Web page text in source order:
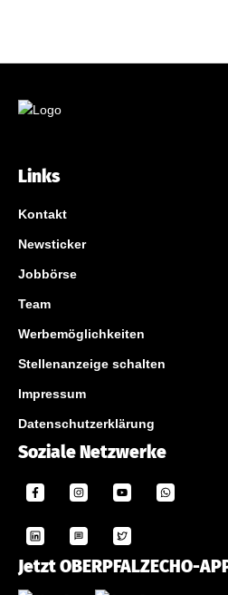
Links
Kontakt
Newsticker
Jobbörse
Team
Werbemöglichkeiten
Stellenanzeige schalten
Impressum
Datenschutzerklärung
Soziale Netzwerke
Jetzt OBERPFALZECHO-